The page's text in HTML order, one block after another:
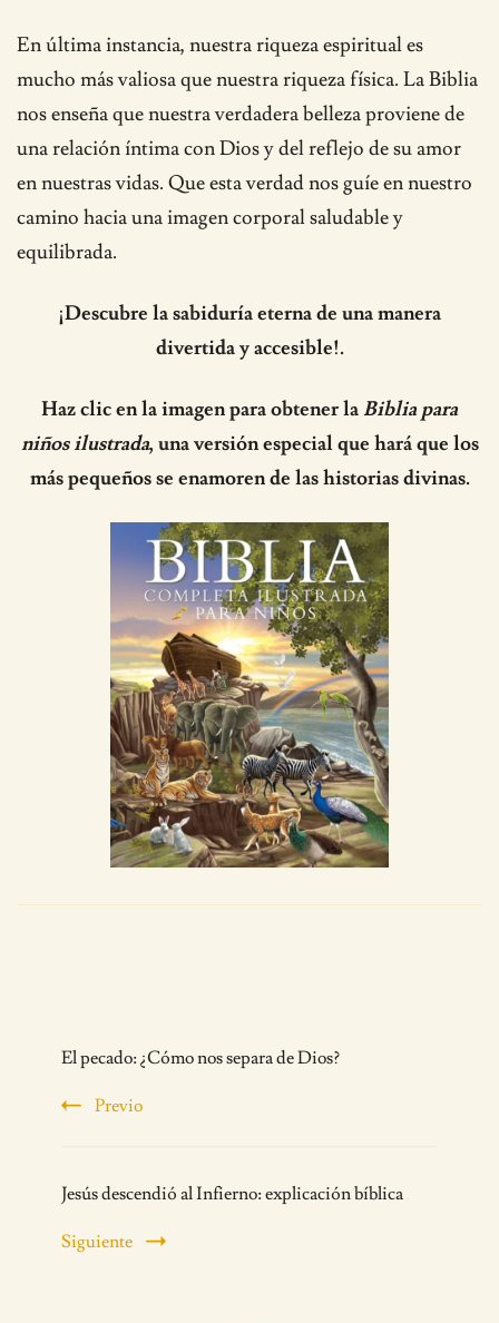
En última instancia, nuestra riqueza espiritual es
mucho más valiosa que nuestra riqueza física. La Biblia
nos enseña que nuestra verdadera belleza proviene de
una relación íntima con Dios y del reflejo de su amor
en nuestras vidas. Que esta verdad nos guíe en nuestro
camino hacia una imagen corporal saludable y
equilibrada.
¡Descubre la sabiduría eterna de una manera
divertida y accesible!.
Haz clic en la imagen para obtener laBiblia para
niños ilustrada, una versión especial que hará que los
más pequeños se enamoren de las historias divinas.
Navigation
El pecado: ¿Cómo nos separa de Dios?
Previo
Jesús descendió al Infierno: explicación bíblica
Siguiente